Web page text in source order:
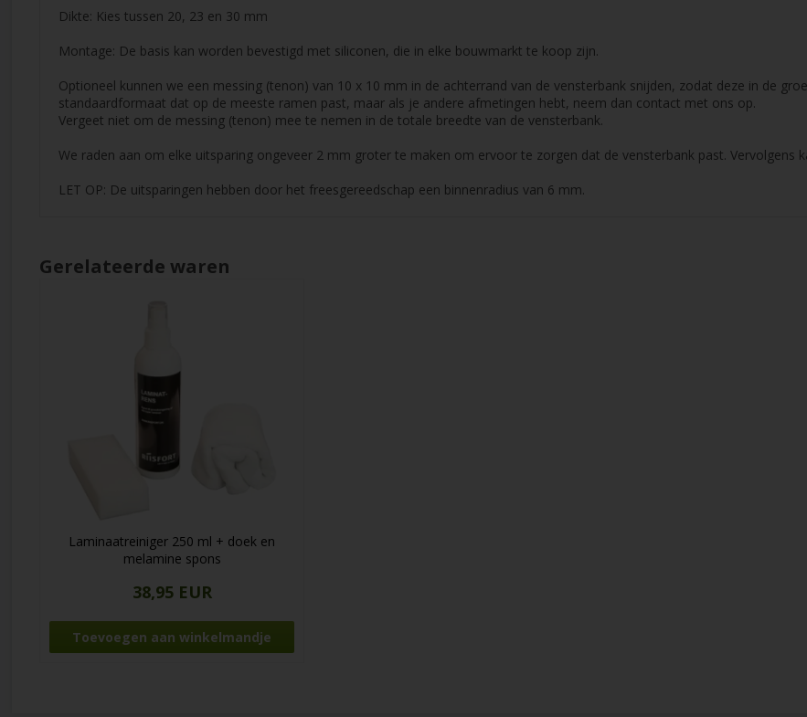
Dikte: Kies tussen 20, 23 en 30 mm
Montage: De basis kan worden bevestigd met siliconen, die in elke bouwmarkt te koop zijn.
Optioneel kunnen we een messing (tenon) van 10 x 10 mm in de achterrand van de vensterbank snijden, zodat deze in de
standaardformaat dat op de meeste ramen past, maar als je andere afmetingen hebt, neem dan contact met ons op.
Vergeet niet om de messing (tenon) mee te nemen in de totale breedte van de vensterbank.
We raden aan om elke uitsparing ongeveer 2 mm groter te maken om ervoor te zorgen dat de vensterbank past. Vervolgens
LET OP: De uitsparingen hebben door het freesgereedschap een binnenradius van 6 mm.
Gerelateerde waren
Laminaatreiniger 250 ml + doek en
melamine spons
38,95 EUR